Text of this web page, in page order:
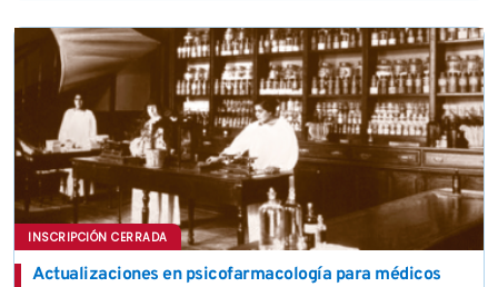
INSCRIPCIÓN CERRADA
Actualizaciones en psicofarmacología para médicos